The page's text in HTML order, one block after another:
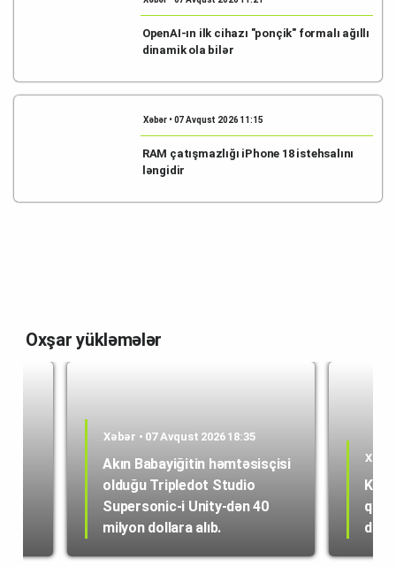
OpenAI-ın ilk cihazı "ponçik" formalı ağıllı
dinamik ola bilər
Xəbər • 07 Avqust 2026 11:15
RAM çatışmazlığı iPhone 18 istehsalını
ləngidir
Oxşar yükləmələr
Xəbər • 07 Avqust 2026 18:35
Akın Babayiğitin həmtəsisçisi
olduğu Tripledot Studio
Supersonic-i Unity-dən 40
milyon dollara alıb.
dən